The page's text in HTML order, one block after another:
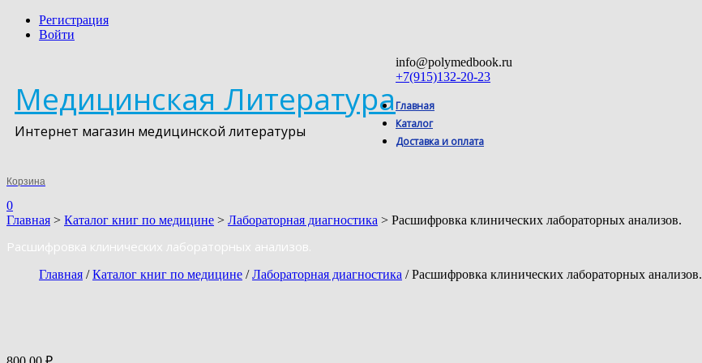
Регистрация
Войти
Медицинская Литература
Интернет магазин медицинской литературы
info@polymedbook.ru
+7(915)132-20-23
Главная
Каталог
Доставка и оплата
Корзина
0
Главная > Каталог книг по медицине > Лабораторная диагностика > Расшифровка клинических лабораторных анализов.
Расшифровка клинических лабораторных анализов.
Главная /Каталог книг по медицине /Лабораторная диагностика / Расшифровка клинических лабораторных анализов.